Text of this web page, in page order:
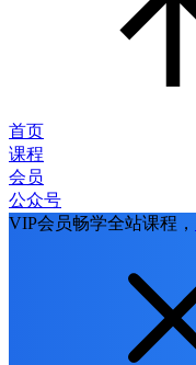
首页
课程
会员
公众号
VIP会员畅学全站课程，